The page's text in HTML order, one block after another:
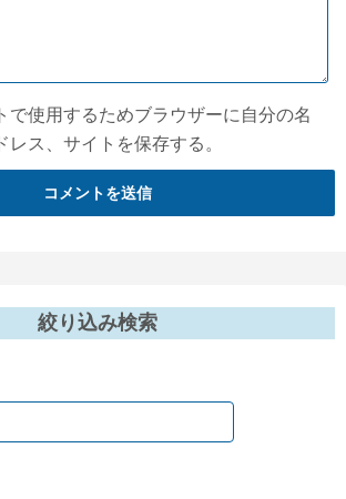
で使用するためブラウザーに自分の名
レス、サイトを保存する。
絞り込み検索